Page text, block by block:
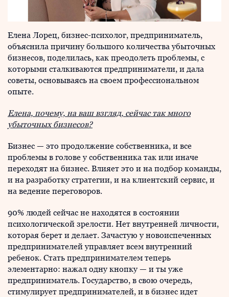
Елена Лорец, бизнес-психолог, предприниматель,
объяснила причину большого количества убыточных
бизнесов, поделилась, как преодолеть проблемы, с
которыми сталкиваются предприниматели, и дала
советы, основываясь на своем профессиональном
опыте.
Елена, почему, на ваш взгляд, сейчас так много
убыточных бизнесов?
Бизнес — это продолжение собственника, и все
проблемы в голове у собственника так или иначе
переходят на бизнес. Влияет это и на подбор команды,
и на разработку стратегии, и на клиентский сервис, и
на ведение переговоров.
90% людей сейчас не находятся в состоянии
психологической зрелости. Нет внутренней личности,
которая берет и делает. Зачастую у новоиспеченных
предпринимателей управляет всем внутренний
ребенок. Стать предпринимателем теперь
элементарно: нажал одну кнопку — и ты уже
предприниматель. Государство, в свою очередь,
стимулирует предпринимателей, и в бизнес идет